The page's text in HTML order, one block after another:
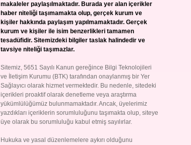
makaleler paylaşılmaktadır. Burada yer alan içerikler
haber niteliği taşımamakta olup, gerçek kurum ve
kişiler hakkında paylaşım yapılmamaktadır. Gerçek
kurum ve kişiler ile isim benzerlikleri tamamen
tesadüfidir. Sitemizdeki bilgiler taslak halindedir ve
tavsiye niteliği taşımazlar.
Sitemiz, 5651 Sayılı Kanun gereğince Bilgi Teknolojileri
ve İletişim Kurumu (BTK) tarafından onaylanmış bir Yer
Sağlayıcı olarak hizmet vermektedir. Bu nedenle, sitedeki
içerikleri proaktif olarak denetleme veya araştırma
yükümlülüğümüz bulunmamaktadır. Ancak, üyelerimiz
yazdıkları içeriklerin sorumluluğunu taşımakta olup, siteye
üye olarak bu sorumluluğu kabul etmiş sayılırlar.
Hukuka ve yasal düzenlemelere aykırı olduğunu